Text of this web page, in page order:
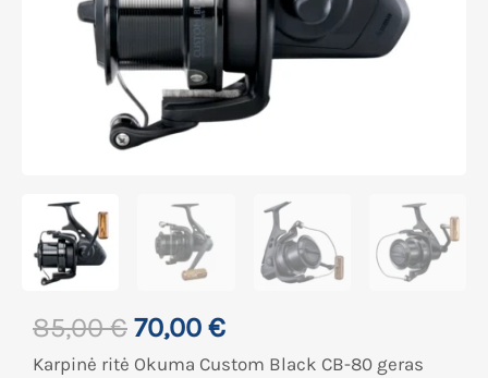
85,00€ 70,00 €
Karpinė ritė Okuma Custom Black CB-80 geras